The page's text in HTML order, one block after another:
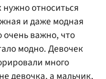
нужно относиться
и даже модная
важно, что
модно. Девочек
много
девочка, а мальчик,